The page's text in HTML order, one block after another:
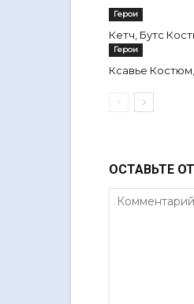
Герои
Кетч, Бутс
Герои
Ксавье
ОСТАВЬТЕ